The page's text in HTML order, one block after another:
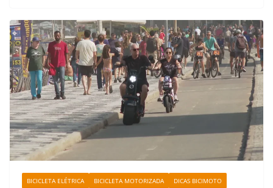
BICICLETA ELÉTRICA BICICLETA MOTORIZADA DICAS BICIMOTO